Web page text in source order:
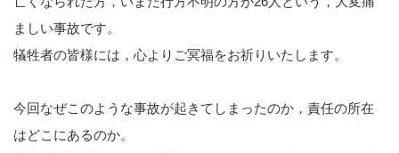
ましい事故です。
犠牲者の皆様には，心よりご冥福をお祈りいたします。
今回なぜこのような事故が起きてしまったのか，責任の所在
はどこにあるのか。